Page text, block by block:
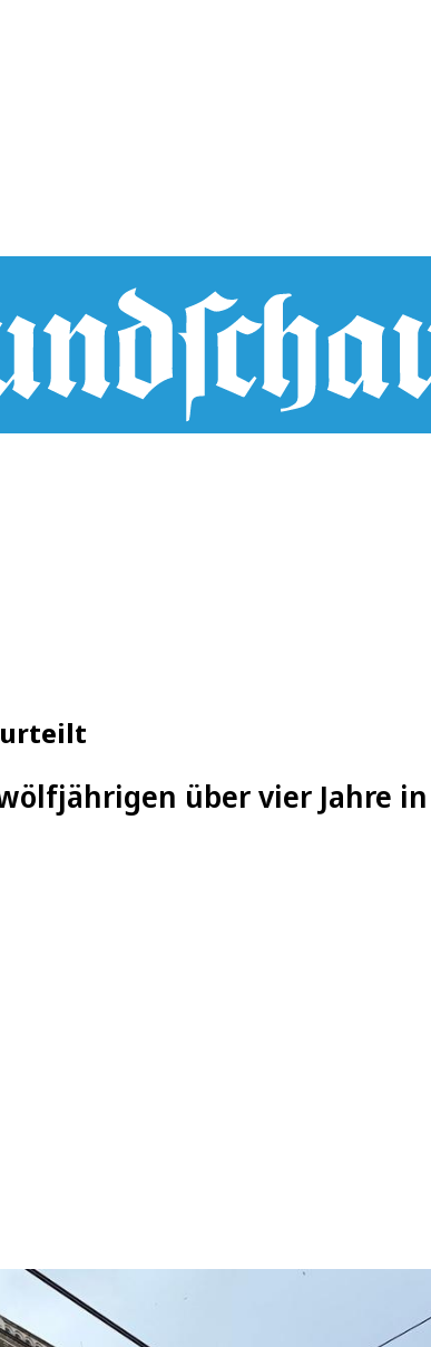
über vier Jahre